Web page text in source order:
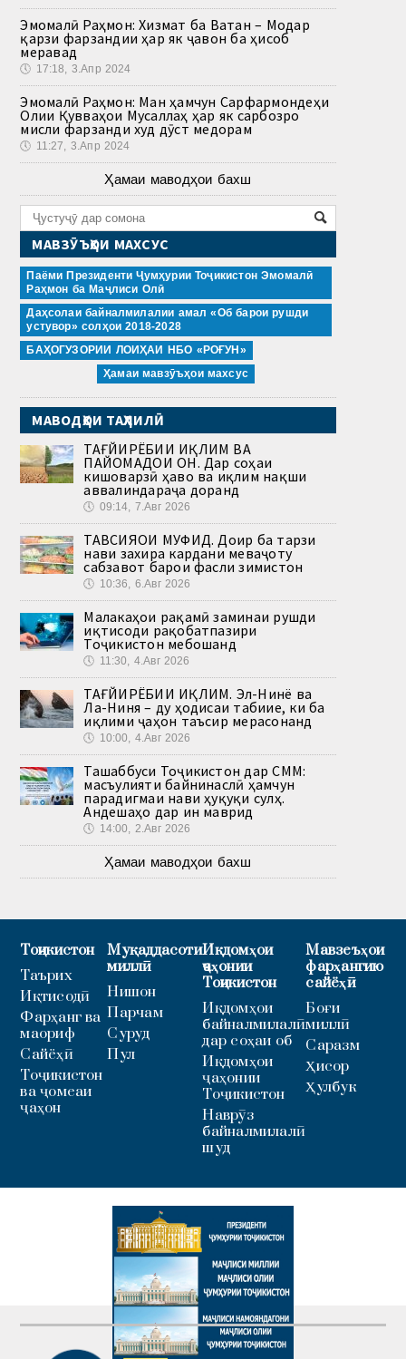
Эмомалӣ Раҳмон: Хизмат ба Ватан – Модар
қарзи фарзандии ҳар як ҷавон ба ҳисоб
меравад
🕔 17:18, 3.Апр 2024
Эмомалӣ Раҳмон: Ман ҳамчун Сарфармондеҳи
Олии Қувваҳои Мусаллаҳ ҳар як сарбозро
мисли фарзанди худ дӯст медорам
🕔 11:27, 3.Апр 2024
Ҳамаи маводҳои бахш
МАВЗӮЪҲОИ МАХСУС
Паёми Президенти Ҷумҳурии Тоҷикистон Эмомалӣ
Раҳмон ба Маҷлиси Олӣ
Даҳсолаи байналмилалии амал «Об барои рушди
устувор» солҳои 2018-2028
БАҲОГУЗОРИИ ЛОИҲАИ НБО «РОҒУН»
Ҳамаи мавзӯъҳои махсус
МАВОДҲОИ ТАҲЛИЛӢ
ТАҒЙИРЁБИИ ИҚЛИМ ВА
ПАЙОМАДҲОИ ОН. Дар соҳаи
кишоварзӣ ҳаво ва иқлим нақши
аввалиндараҷа доранд
🕔 09:14, 7.Авг 2026
ТАВСИЯҲОИ МУФИД. Доир ба тарзи
нави захира кардани меваҷоту
сабзавот барои фасли зимистон
🕔 10:36, 6.Авг 2026
Малакаҳои рақамӣ заминаи рушди
иқтисоди рақобатпазири
Тоҷикистон мебошанд
🕔 11:30, 4.Авг 2026
ТАҒЙИРЁБИИ ИҚЛИМ. Эл-Нинё ва
Ла-Ниня – ду ҳодисаи табиие, ки ба
иқлими ҷаҳон таъсир мерасонанд
🕔 10:00, 4.Авг 2026
Ташаббуси Тоҷикистон дар СММ:
масъулияти байнинаслӣ ҳамчун
парадигмаи нави ҳуқуқи сулҳ.
Андешаҳо дар ин маврид
🕔 14:00, 2.Авг 2026
Ҳамаи маводҳои бахш
Тоҷикистон
Таърих
Иқтисодӣ
Фарҳанг ва
маориф
Сайёҳӣ
Тоҷикистон
ва ҷомеаи
ҷаҳон
Муқаддасоти
миллӣ
Нишон
Парчам
Суруд
Пул
Иқдомҳои
ҷаҳонии
Тоҷикистон
Иқдомҳои
байналмилалӣ
дар соҳаи об
Иқдомҳои
ҷаҳонии
Тоҷикистон
Наврӯз
байналмилалӣ
шуд
Мавзеъҳои
фарҳангию
сайёҳӣ
Боғи
миллӣ
Саразм
Ҳисор
Ҳулбук